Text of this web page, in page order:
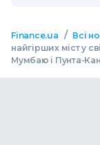
Finance.ua / Всі
найгірших міст у
Мумбаю і Пунта-